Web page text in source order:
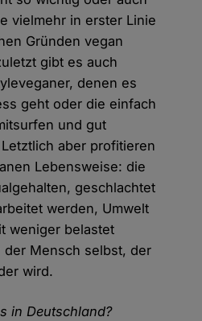
vielmehr in erster Linie
Gründen vegan
gibt es auch
denen es
geht oder die einfach
und gut
aber profitieren
Lebensweise: die
geschlachtet
werden, Umwelt
weniger belastet
Mensch selbst, der
wird.
in Deutschland?